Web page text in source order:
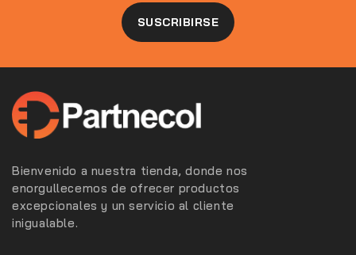
Bienvenido a nuestra tienda, donde nos
enorgullecemos de ofrecer productos
excepcionales y un servicio al cliente
inigualable.